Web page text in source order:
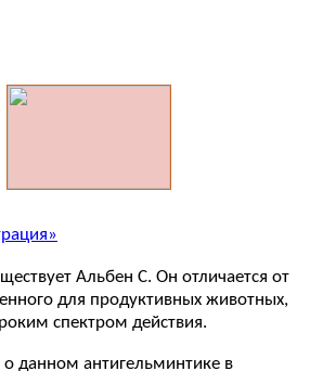
Альбен С. Он отличается от
для продуктивных животных,
спектром действия.
данном антигельминтике в